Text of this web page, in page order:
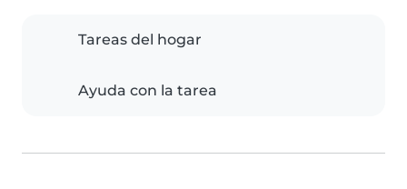
Tareas del hogar
Ayuda con la tarea